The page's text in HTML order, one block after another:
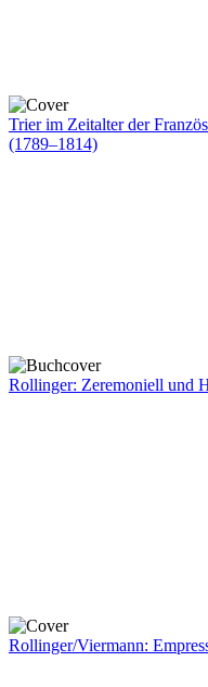
Trier im Zeitalter der
(1789–1814)
Rollinger: Zeremoniell und
Rollinger/Viermann: